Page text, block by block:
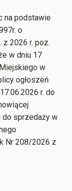
na podstawie
o
z 2026 r. poz.
w dniu 17
w
ogłoszeń
r. do
do sprzedaży w
Nr 208/2026 z